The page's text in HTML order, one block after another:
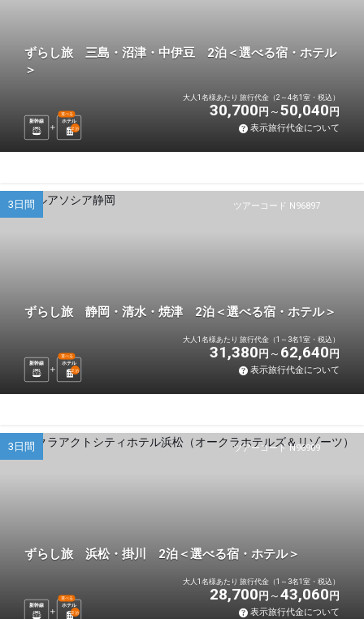
ずらし旅 三島・沼津・中伊豆 2泊＜選べる宿・ホテル
＞
新幹線 ホテル
選べる
2泊
大人1名様あたり 旅行代金（2～4名1室・税込）
30,700 円 50,040 円
表示旅行代金について
ツアーコード N96897
3日間
ずらし旅 静岡・清水・焼津 2泊＜選べる宿・ホテル＞
新幹線 ホテル
選べる
2泊
大人1名様あたり 旅行代金（1～3名1室・税込）
31,380 円 62,640 円
表示旅行代金について
ツアーコード N96909
3日間
ずらし旅 浜松・掛川 2泊＜選べる宿・ホテル＞
新幹線 ホテル
選べる
2泊
大人1名様あたり 旅行代金（1～3名1室・税込）
28,700 円 43,060 円
表示旅行代金について